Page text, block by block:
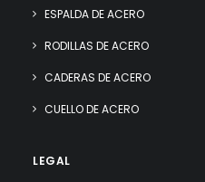
ESPALDA DE ACERO
RODILLAS DE ACERO
CADERAS DE ACERO
CUELLO DE ACERO
LEGAL